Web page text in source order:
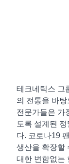
테크네틱스 그
의 전통을 바
전문가들은 가
도록 설계된
다. 코로나19
생산을 확장할
대한 변함없는